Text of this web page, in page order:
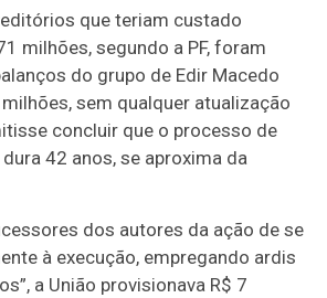
que teriam custado
milhões, segundo a PF, foram
do grupo de Edir Macedo
sem qualquer atualização
concluir que o processo de
42 anos, se aproxima da
dos autores da ação de se
à execução, empregando ardis
a União provisionava R$ 7